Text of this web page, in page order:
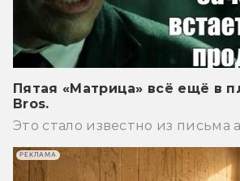
Пятая «Матрица» всё ещё в
Bros.
Это стало известно из письма
РЕКЛАМА